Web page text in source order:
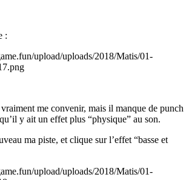
:
me convenir, mais il manque de punch
y ait un effet plus “physique” au son.
ma piste, et clique sur l’effet “basse et